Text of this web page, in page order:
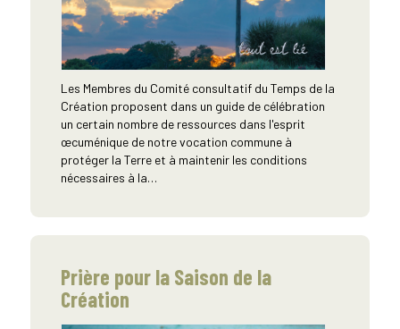
Les Membres du Comité consultatif du Temps de la
Création proposent dans un guide de célébration
un certain nombre de ressources dans l'esprit
œcuménique de notre vocation commune à
protéger la Terre et à maintenir les conditions
nécessaires à la…
Prière pour la Saison de la
Création